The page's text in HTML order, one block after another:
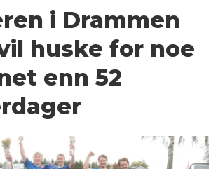
i Drammen
huske for noe
enn 52